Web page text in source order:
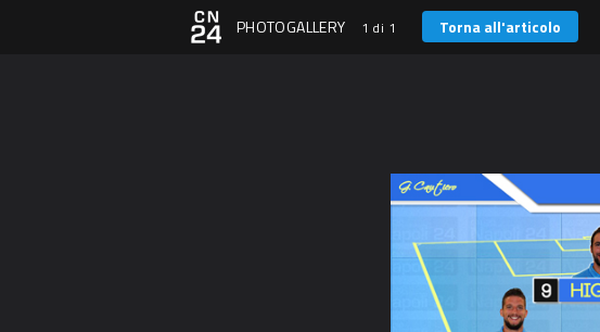
PHOTOGALLERY 1 di 1 Torna all'articolo